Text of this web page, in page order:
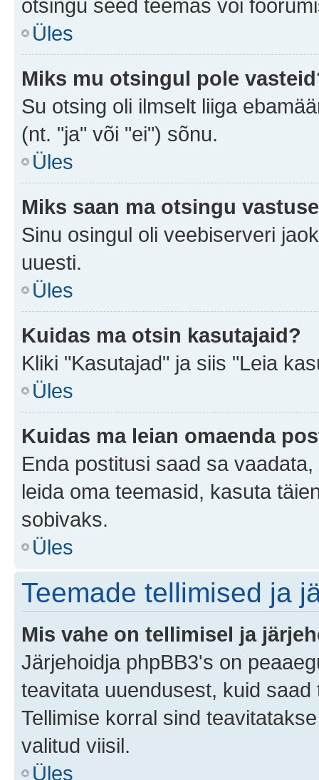
otsingu seed teemas või
Üles
Miks mu otsingul pole
Su otsing oli ilmselt liiga
(nt. "ja" või "ei") sõnu.
Üles
Miks saan ma otsingu
Sinu osingul oli veebiserveri
uuesti.
Üles
Kuidas ma otsin kasutajaid?
Kliki "Kasutajad" ja siis "Leia
Üles
Kuidas ma leian omaenda
Enda postitusi saad sa
leida oma teemasid, kasuta
sobivaks.
Üles
Teemade tellimised ja
Mis vahe on tellimisel ja
Järjehoidja phpBB3's on
teavitata uuendusest, kuid
Tellimise korral sind
valitud viisil.
Üles